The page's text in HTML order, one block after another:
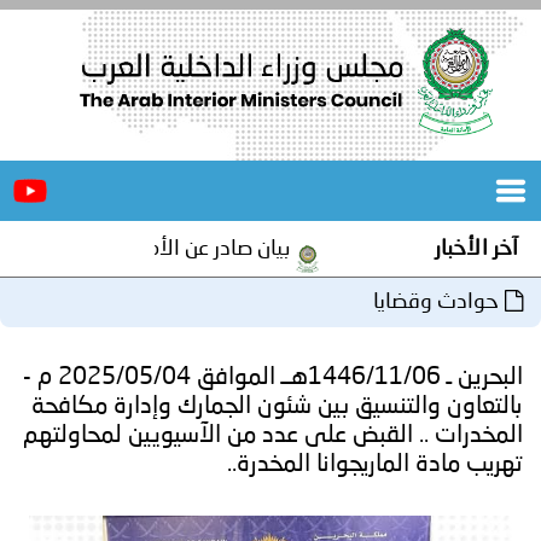
الرئيسية
المجلس
مؤتمرات
و
جهود
آخر الأخبار بيان صادر عن الأمانة العامة لمجلس
حوادث وقضايا
البحرين ـ 1446/11/06هــ الموافق 2025/05/04 م -
بالتعاون والتنسيق بين شئون الجمارك وإدارة مكافحة
المخدرات .. القبض على عدد من الآسيويين لمحاولتهم
تهريب مادة الماريجوانا المخدرة..